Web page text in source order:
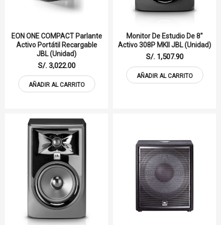
EON ONE COMPACT Parlante
Activo Portátil Recargable
JBL (Unidad)
S/. 3,022.00
AÑADIR AL CARRITO
Monitor De Estudio De 8"
Activo 308P MKII JBL (unidad)
S/. 1,507.90
AÑADIR AL CARRITO